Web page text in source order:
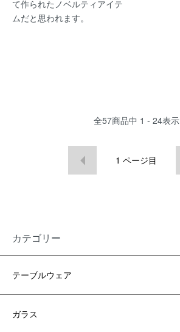
て作られたノベルティアイテ
ムだと思われます。
全57商品中 1 - 24表示
1 ページ目
カテゴリー
テーブルウェア
ガラス